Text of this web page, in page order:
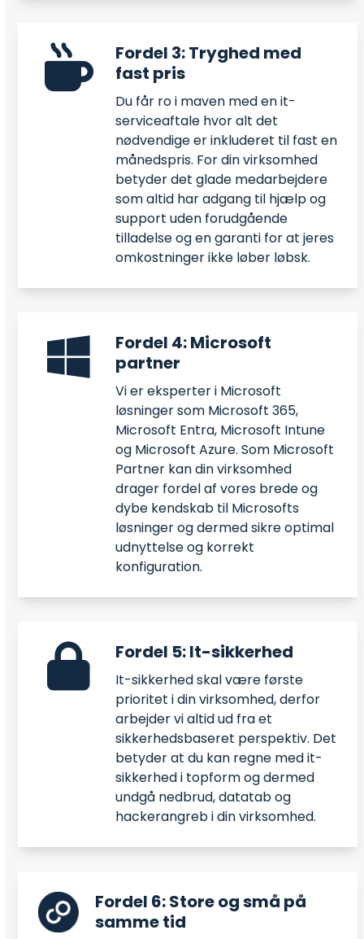
Fordel 3: Tryghed med
fast pris
Du får ro i maven med en it-
serviceaftale hvor alt det
nødvendige er inkluderet til fast en
månedspris. For din virksomhed
betyder det glade medarbejdere
som altid har adgang til hjælp og
support uden forudgående
tilladelse og en garanti for at jeres
omkostninger ikke løber løbsk.
Fordel 4: Microsoft
partner
Vi er eksperter i Microsoft
løsninger som Microsoft 365,
Microsoft Entra, Microsoft Intune
og Microsoft Azure. Som Microsoft
Partner kan din virksomhed
drager fordel af vores brede og
dybe kendskab til Microsofts
løsninger og dermed sikre optimal
udnyttelse og korrekt
konfiguration.
Fordel 5: It-sikkerhed
It-sikkerhed skal være første
prioritet i din virksomhed, derfor
arbejder vi altid ud fra et
sikkerhedsbaseret perspektiv. Det
betyder at du kan regne med it-
sikkerhed i topform og dermed
undgå nedbrud, datatab og
hackerangreb i din virksomhed.
Fordel 6: Store og små på
samme tid